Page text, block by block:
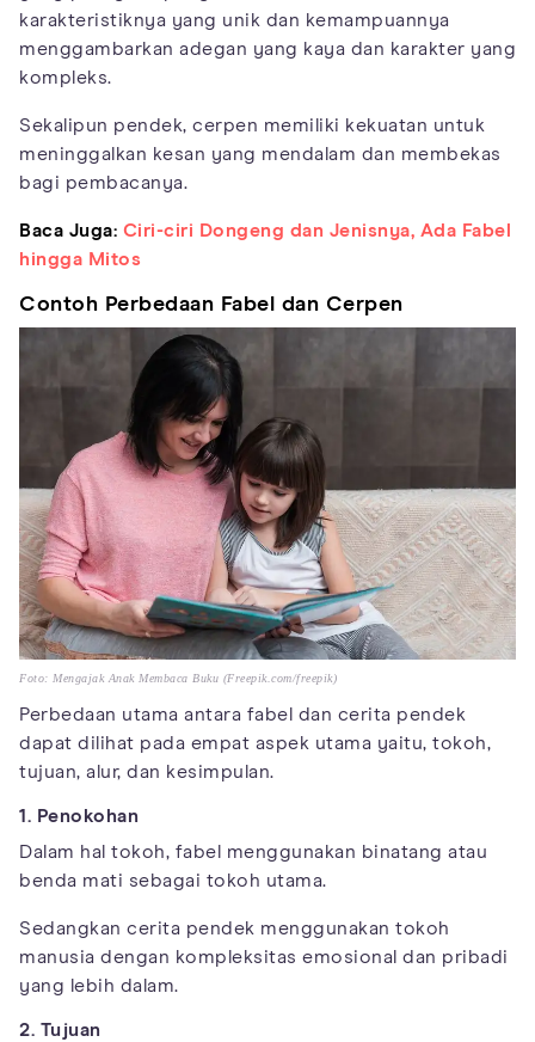
karakteristiknya yang unik dan kemampuannya
menggambarkan adegan yang kaya dan karakter yang
kompleks.
Sekalipun pendek, cerpen memiliki kekuatan untuk
meninggalkan kesan yang mendalam dan membekas
bagi pembacanya.
Baca Juga: Ciri-ciri Dongeng dan Jenisnya, Ada Fabel
hingga Mitos
Contoh Perbedaan Fabel dan Cerpen
Foto: Mengajak Anak Membaca Buku (Freepik.com/freepik)
Perbedaan utama antara fabel dan cerita pendek
dapat dilihat pada empat aspek utama yaitu, tokoh,
tujuan, alur, dan kesimpulan.
1. Penokohan
Dalam hal tokoh, fabel menggunakan binatang atau
benda mati sebagai tokoh utama.
Sedangkan cerita pendek menggunakan tokoh
manusia dengan kompleksitas emosional dan pribadi
yang lebih dalam.
2. Tujuan